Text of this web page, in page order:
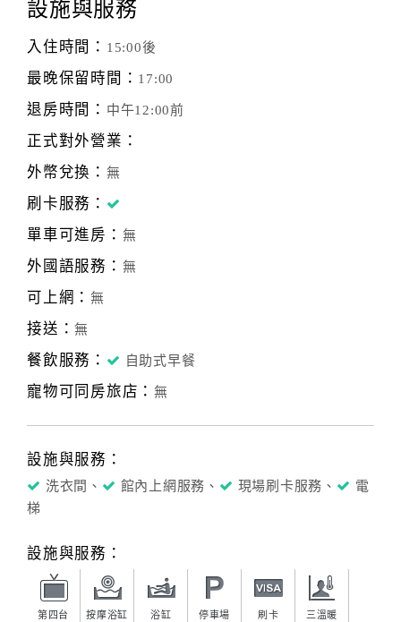
設施與服務
入住時間： 15:00後
最晚保留時間： 17:00
退房時間： 中午12:00前
正式對外營業：
外幣兌換： 無
刷卡服務：
單車可進房： 無
外國語服務： 無
可上網： 無
接送：無
餐飲服務： 自助式早餐
寵物可同房旅店： 無
設施與服務：
洗衣間、 館內上網服務、 現場刷卡服務、
電
梯
設施與服務：
第四台 按摩浴缸 浴缸 停車場 刷卡 三溫暖